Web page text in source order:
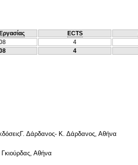
ECTS
4
4
Δάρδανος- Κ. Δάρδανος, Αθήνα
Αθήνα